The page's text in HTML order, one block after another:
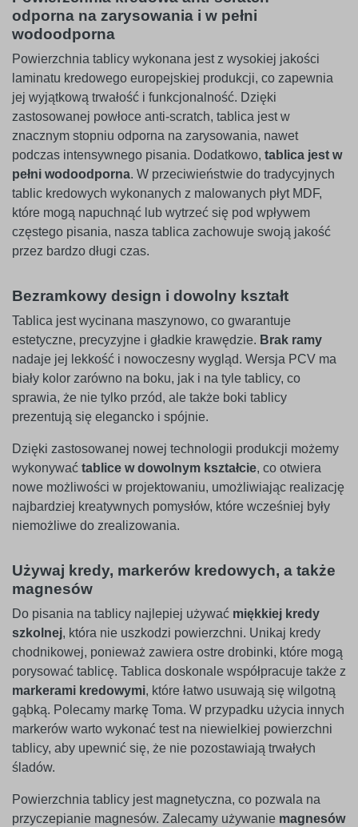
odporna na zarysowania i w pełni
wodoodporna
Powierzchnia tablicy wykonana jest z wysokiej jakości
laminatu kredowego europejskiej produkcji, co zapewnia
jej wyjątkową trwałość i funkcjonalność. Dzięki
zastosowanej powłoce anti-scratch, tablica jest w
znacznym stopniu odporna na zarysowania, nawet
podczas intensywnego pisania. Dodatkowo, tablica jest w
pełni wodoodporna. W przeciwieństwie do tradycyjnych
tablic kredowych wykonanych z malowanych płyt MDF,
które mogą napuchnąć lub wytrzeć się pod wpływem
częstego pisania, nasza tablica zachowuje swoją jakość
przez bardzo długi czas.
Bezramkowy design i dowolny kształt
Tablica jest wycinana maszynowo, co gwarantuje
estetyczne, precyzyjne i gładkie krawędzie. Brak ramy
nadaje jej lekkość i nowoczesny wygląd. Wersja PCV ma
biały kolor zarówno na boku, jak i na tyle tablicy, co
sprawia, że nie tylko przód, ale także boki tablicy
prezentują się elegancko i spójnie.
Dzięki zastosowanej nowej technologii produkcji możemy
wykonywać tablice w dowolnym kształcie, co otwiera
nowe możliwości w projektowaniu, umożliwiając realizację
najbardziej kreatywnych pomysłów, które wcześniej były
niemożliwe do zrealizowania.
Używaj kredy, markerów kredowych, a także
magnesów
Do pisania na tablicy najlepiej używać miękkiej kredy
szkolnej, która nie uszkodzi powierzchni. Unikaj kredy
chodnikowej, ponieważ zawiera ostre drobinki, które mogą
porysować tablicę. Tablica doskonale współpracuje także z
markerami kredowymi, które łatwo usuwają się wilgotną
gąbką. Polecamy markę Toma. W przypadku użycia innych
markerów warto wykonać test na niewielkiej powierzchni
tablicy, aby upewnić się, że nie pozostawiają trwałych
śladów.
Powierzchnia tablicy jest magnetyczna, co pozwala na
przyczepianie magnesów. Zalecamy używanie magnesów